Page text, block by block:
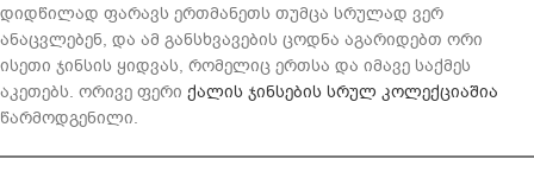
დიდწილად ფარავს ერთმანეთს თუმცა სრულად ვერ
ანაცვლებენ, და ამ განსხვავების ცოდნა აგარიდებთ ორი
ისეთი ჯინსის ყიდვას, რომელიც ერთსა და იმავე საქმეს
აკეთებს. ორივე ფერი ქალის ჯინსების სრულ კოლექციაშია
წარმოდგენილი.